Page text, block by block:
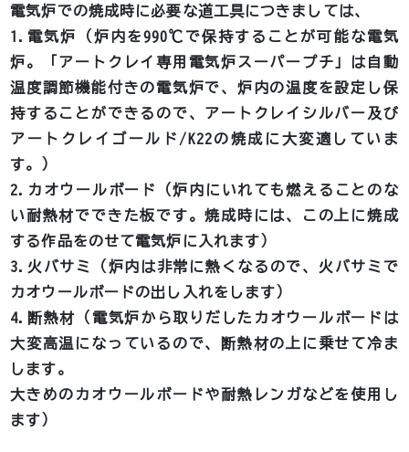
電気炉での焼成時に必要な道工具につきましては、
1.電気炉（炉内を990℃で保持することが可能な電気
炉。「アートクレイ専用電気炉スーパープチ」は自動
温度調節機能付きの電気炉で、炉内の温度を設定し保
持することができるので、アートクレイシルバー及び
アートクレイゴールド/K22の焼成に大変適していま
す。）
2.カオウールボード（炉内にいれても燃えることのな
い耐熱材でできた板です。焼成時には、この上に焼成
する作品をのせて電気炉に入れます）
3.火バサミ（炉内は非常に熱くなるので、火バサミで
カオウールボードの出し入れをします）
4.断熱材（電気炉から取りだしたカオウールボードは
大変高温になっているので、断熱材の上に乗せて冷ま
します。
大きめのカオウールボードや耐熱レンガなどを使用し
ます）